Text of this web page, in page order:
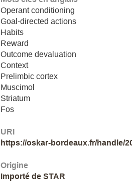
Operant conditioning
Goal-directed actions
Habits
Reward
Outcome devaluation
Context
Prelimbic cortex
Muscimol
Striatum
Fos
URI
https://oskar-bordeaux.fr/handle/
Origine
Importé de STAR